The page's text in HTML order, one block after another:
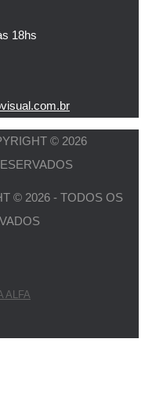
18hs
© 2026
© 2026 - TODOS OS
ALFA